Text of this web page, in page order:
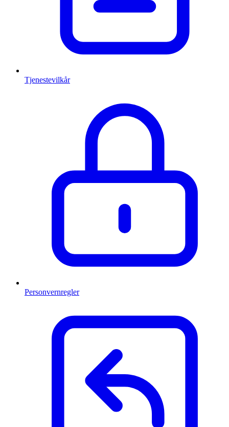
Tjenestevilkår
Personvernregler